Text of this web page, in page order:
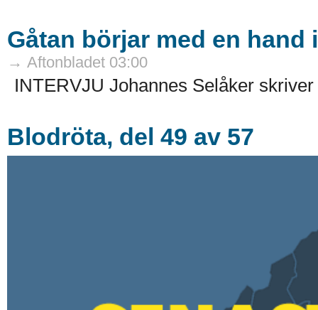
Gåtan börjar med en hand
→ Aftonbladet 03:00
INTERVJU Johannes Selåker
Blodröta, del 49 av 57